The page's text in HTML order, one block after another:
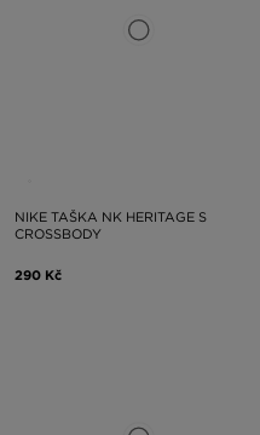
NIKE TAŠKA NK HERITAGE S
CROSSBODY
290 Kč